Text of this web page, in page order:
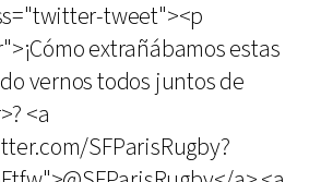
tweet"><p
extrañábamos estas
vernos todos juntos de
<a
SFParisRugby?